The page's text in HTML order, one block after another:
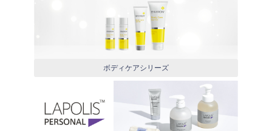
ボディケアシリーズ